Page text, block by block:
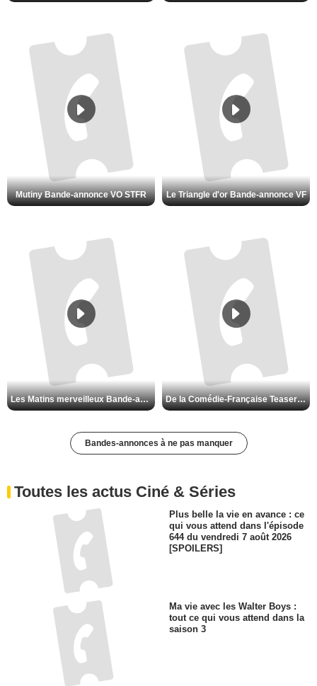
Mutiny Bande-annonce VO STFR Le Triangle d'or Bande-annonce VF
Les Matins merveilleux Bande-annonce VF De la Comédie-Française Teaser VF
Bandes-annonces à ne pas manquer
Toutes les actus Ciné & Séries
Plus belle la vie en avance : ce
qui vous attend dans l'épisode
644 du vendredi 7 août 2026
[SPOILERS]
Ma vie avec les Walter Boys :
tout ce qui vous attend dans la
saison 3